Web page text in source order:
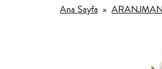
Ana Sayfa